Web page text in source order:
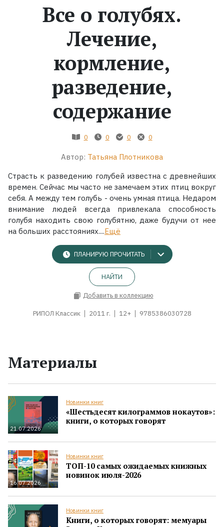
Экранизации
Все о голубях.
Лечение,
кормление,
разведение,
содержание
0 0 0 0
Автор: Татьяна Плотникова
Страсть к разведению голубей известна с древнейших
времен. Сейчас мы часто не замечаем этих птиц вокруг
себя. А между тем голубь - очень умная птица. Недаром
внимание людей всегда привлекала способность
голубя находить свою голубятню, даже будучи от нее
на больших расстояниях....Ещё
ПЛАНИРУЮ ПРОЧИТАТЬ
НАЙТИ
Добавить в коллекцию
РИПОЛ Классик 2011 г. 12+ 9785386030728
Материалы
21.07.2026
Новинки книг
«Шестьдесят килограммов нокаутов»:
книги, о которых говорят
16.07.2026
Новинки книг
ТОП-10 самых ожидаемых книжных
новинок июля-2026
Новинки книг
Книги, о которых говорят: мемуары